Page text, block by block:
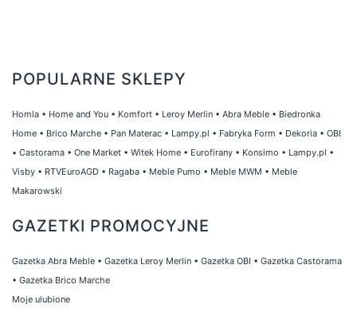
POPULARNE SKLEPY
Homla • Home and You • Komfort • Leroy Merlin • Abra Meble • Biedronka
Home • Brico Marche • Pan Materac • Lampy.pl • Fabryka Form • Dekoria • OBI
• Castorama • One Market • Witek Home • Eurofirany • Konsimo • Lampy.pl •
Visby • RTVEuroAGD • Ragaba • Meble Pumo • Meble MWM • Meble
Makarowski
GAZETKI PROMOCYJNE
Gazetka Abra Meble • Gazetka Leroy Merlin • Gazetka OBI • Gazetka Castorama
• Gazetka Brico Marche
Moje ulubione